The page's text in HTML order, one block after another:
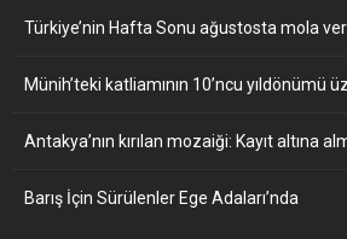
Türkiye’nin Hafta Sonu ağustosta mola
Münih’teki katliamının 10’ncu yıldönümü
Antakya’nın kırılan mozaiği: Kayıt altına
Barış İçin Sürülenler Ege Adaları’nda